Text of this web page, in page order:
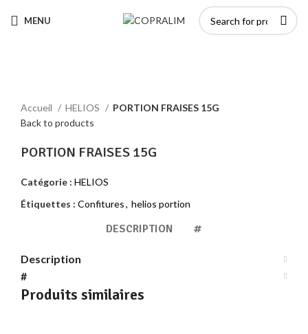
MENU
Accueil
HELIOS
PORTION FRAISES 15G
Back to products
PORTION FRAISES 15G
Catégorie : HELIOS
Étiquettes : Confitures, helios portion
DESCRIPTION #
Description
#
Produits similaires